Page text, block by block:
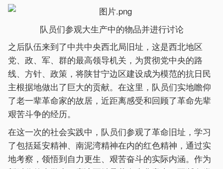
队员们参观大生产中的物品并进行讨论
之后队伍来到了中共中央西北局旧址，这是西北地区
党、政、军、群的最高领导机关，为贯彻党中央的路
线、方针、政策，将陕甘宁边区建设成为模范的抗日民
主根据地做出了巨大的贡献。在这里，队员们实地瞻仰
了老一辈革命家的故居，近距离感受和回顾了革命先辈
艰苦斗争的经历。
在这一次的社会实践中，队员们参观了革命旧址，学习
了包括延安精神、南泥湾精神在内的红色精神，通过实
地考察，领悟到自力更生、艰苦奋斗的实际内涵。作为